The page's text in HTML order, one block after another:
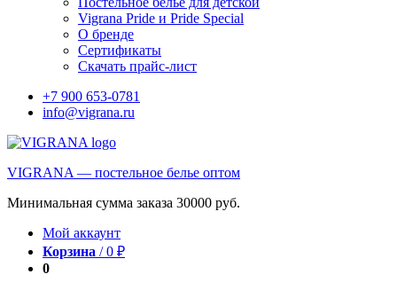
Vigrana Pride и Pride Special
О бренде
Сертификаты
Скачать прайс-лист
+7 900 653-0781
info@vigrana.ru
VIGRANA — постельное белье оптом
Минимальная сумма заказа 30000 руб.
Мой аккаунт
Корзина /0 ₽
0